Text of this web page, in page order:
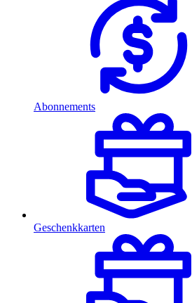
Abonnements
Geschenkkarten